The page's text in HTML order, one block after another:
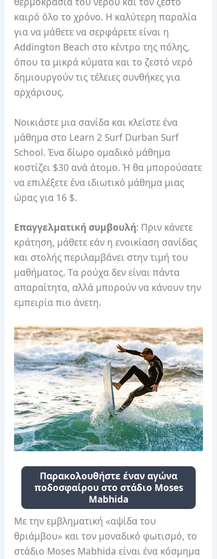
καιρό όλο το χρόνο. Η καλύτερη παραλία
για να μάθετε να σερφάρετε είναι η
Addington Beach στο κέντρο της πόλης,
όπου τα μικρά κύματα και το ζεστό νερό
δημιουργούν τις τέλειες συνθήκες για
αρχάριους.
Νοικιάστε μια σανίδα και κλείστε ένα
μάθημα στο Learn 2 Surf Durban Surf
School. Ένα δίωρο ομαδικό μάθημα
κοστίζει $30 ανά άτομο. Ή θα μπορούσατε
να επιλέξετε ένα ιδιωτικό μάθημα μιας
ώρας για 16 $.
Επαγγελματική συμβουλή: Πριν κάνετε
κράτηση, μάθετε εάν η ενοικίαση σανίδας
και στολής περιλαμβάνει στην τιμή του
μαθήματος. Τα ρούχα δεν είναι πάντα
απαραίτητα, αλλά μπορούν να κάνουν την
εμπειρία πιο άνετη.
Παρακολουθήστε έναν αγώνα
ποδοσφαίρου στο στάδιο Moses
Mabhida
Με την εμβληματική «αψίδα του
θριάμβου» και τον μοναδικό φωτισμό, το
στάδιο Moses Mabhida είναι ένα κόσμημα